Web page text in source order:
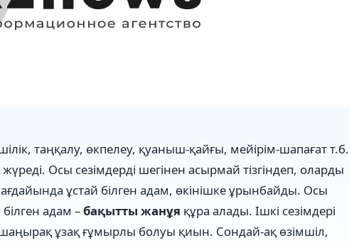
таңқалу, өкпелеу, қуаныш-қайғы, мейірім-шапағат т.б.
жүреді. Осы сезімдерді шегінен асырмай тізгіндеп, оларды
ұстай білген адам, өкінішке ұрынбайды. Осы
адам –бақытты жанұя құра алады. Ішкі сезімдері
ұзақ ғұмырлы болуы қиын. Сондай-ақ өзімшіл,